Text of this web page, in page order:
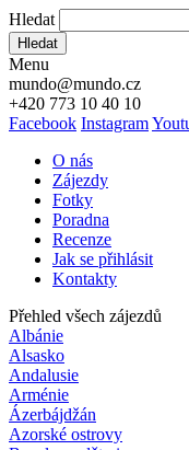
Hledat
Hledat
Menu
mundo@mundo.cz
+420 773 10 40 10
Facebook Instagram
O nás
Zájezdy
Fotky
Poradna
Recenze
Jak se přihlásit
Kontakty
Přehled všech zájezdů
Albánie
Alsasko
Andalusie
Arménie
Ázerbájdžán
Azorské ostrovy